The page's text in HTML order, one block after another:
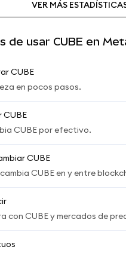
VER MÁS
de usar CUBE en
CUBE
en pocos pasos.
CUBE
CUBE por efectivo.
CUBE
CUBE en y entre
con CUBE y mercados de